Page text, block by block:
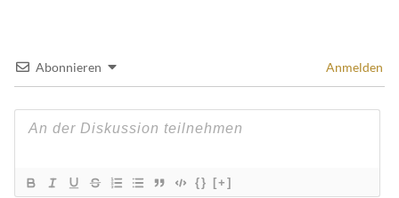
Abonnieren Anmelden
{} [+]